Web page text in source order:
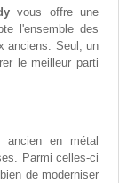
vous offre une
l'ensemble des
anciens. Seul, un
le meilleur parti
ancien en métal
Parmi celles-ci
de moderniser